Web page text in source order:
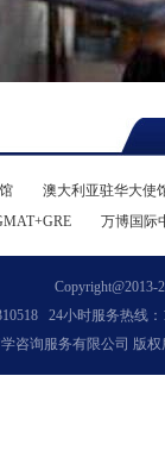
澳大利亚驻华大使
万博国际
Copyright@2013-
24小时服务热线：
咨询服务有限公司 版权